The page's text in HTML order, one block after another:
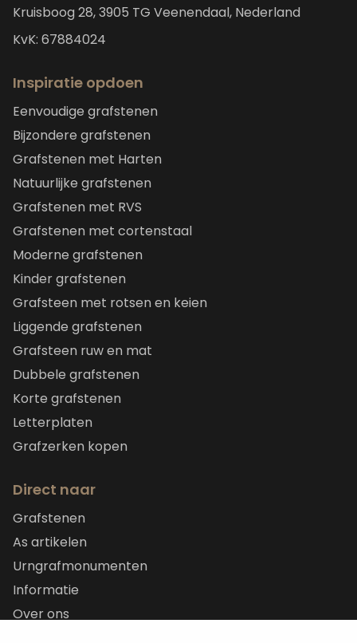
Kruisboog 28, 3905 TG Veenendaal, Nederland
KvK: 67884024
Inspiratie opdoen
Eenvoudige grafstenen
Bijzondere grafstenen
Grafstenen met Harten
Natuurlijke grafstenen
Grafstenen met RVS
Grafstenen met cortenstaal
Moderne grafstenen
Kinder grafstenen
Grafsteen met rotsen en keien
Liggende grafstenen
Grafsteen ruw en mat
Dubbele grafstenen
Korte grafstenen
Letterplaten
Grafzerken kopen
Direct naar
Grafstenen
As artikelen
Urngrafmonumenten
Informatie
Over ons